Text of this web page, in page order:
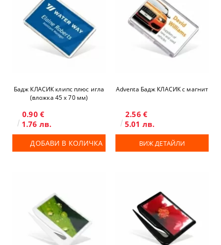
Бадж КЛАСИК клипс плюс игла
(вложка 45 x 70 мм)
0.90 €
1.76 лв.
ДОБАВИ В КОЛИЧКА
Adventa Бадж КЛАСИК с магнит
2.56 €
5.01 лв.
ВИЖ ДЕТАЙЛИ